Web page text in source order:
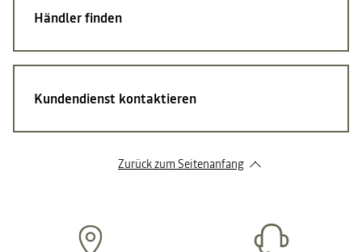
Händler finden
Kundendienst kontaktieren
Zurück zum Seitenanfang